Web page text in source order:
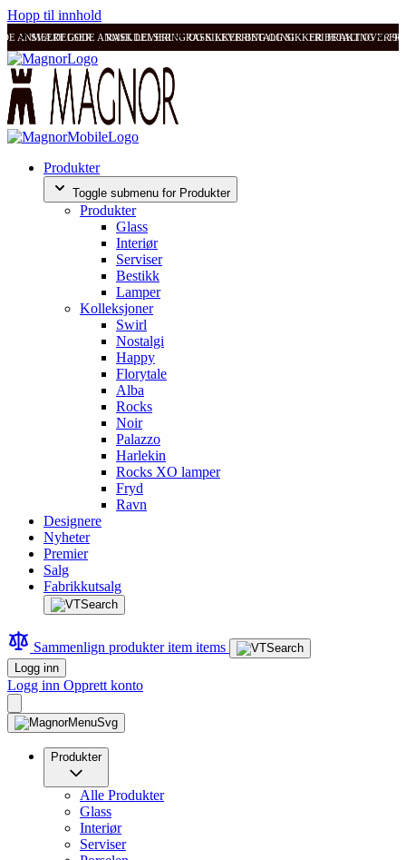
Hopp til innhold
ANMELDELSER RASK LEVERING OG SIKKER BETALING FRI FRAKT OVER
SVÆRT GODE ANMELDELSER RASK LEVERING OG SIKKER BETALING
Produkter
Toggle submenu for Produkter
Produkter
Glass
Interiør
Serviser
Bestikk
Lamper
Kolleksjoner
Swirl
Nostalgi
Happy
Florytale
Alba
Rocks
Noir
Palazzo
Harlekin
Rocks XO lamper
Fryd
Ravn
Designere
Nyheter
Premier
Salg
Fabrikkutsalg
Sammenlign produkteritem items
Logg inn
Logg inn Opprett konto
Produkter
Alle Produkter
Glass
Interiør
Serviser